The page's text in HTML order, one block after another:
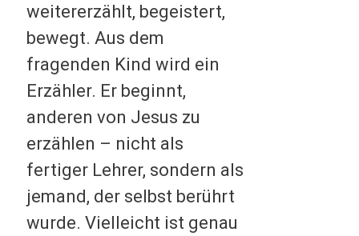
weitererzählt, begeistert,
bewegt. Aus dem
fragenden Kind wird ein
Erzähler. Er beginnt,
anderen von Jesus zu
erzählen – nicht als
fertiger Lehrer, sondern als
jemand, der selbst berührt
wurde. Vielleicht ist genau